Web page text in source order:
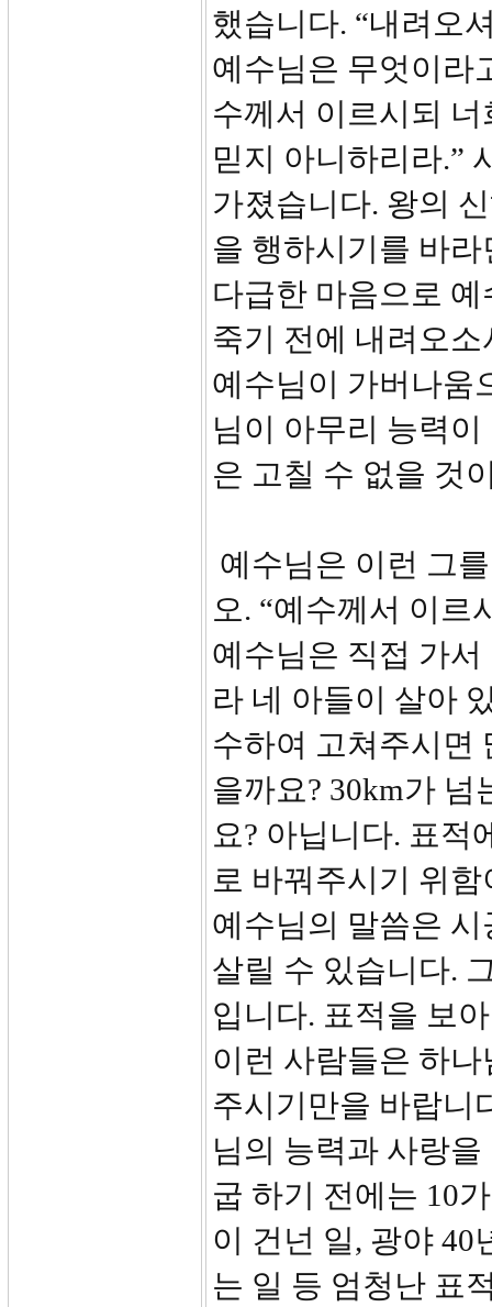
했습니다. “내려오
예수님은 무엇이라
수께서 이르시되
믿지 아니하리라.”
가졌습니다. 왕의
을 행하시기를 바
다급한 마음으로
죽기 전에 내려오
예수님이 가버나움
님이 아무리 능력
은 고칠 수 없을 것
예수님은 이런 그
오. “예수께서 이르
예수님은 직접 가
라 네 아들이 살아
수하여 고쳐주시면
을까요? 30km가
요? 아닙니다. 표적
로 바꿔주시기 위
예수님의 말씀은
살릴 수 있습니다.
입니다. 표적을 보
이런 사람들은 하
주시기만을 바랍니
님의 능력과 사랑
굽 하기 전에는 10
이 건넌 일, 광야
는 일 등 엄청난 표